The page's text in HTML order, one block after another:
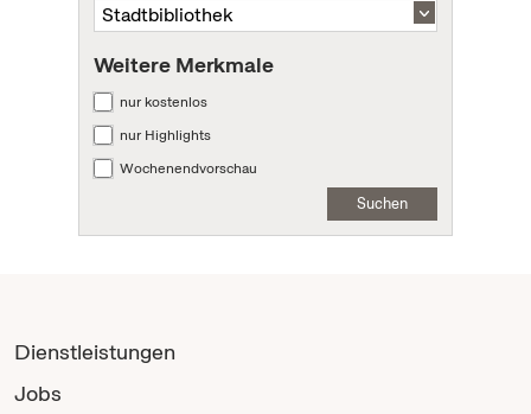
Weitere Merkmale
nur kostenlos
nur Highlights
Wochenendvorschau
Suchen
Dienstleistungen
Jobs